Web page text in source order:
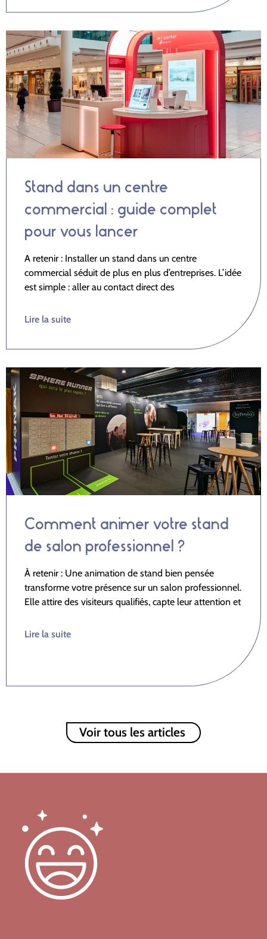
Stand dans un centre
commercial : guide complet
pour vous lancer
A retenir : Installer un stand dans un centre
commercial séduit de plus en plus d’entreprises. L’idée
est simple : aller au contact direct des
Lire la suite
Comment animer votre stand
de salon professionnel ?
À retenir : Une animation de stand bien pensée
transforme votre présence sur un salon professionnel.
Elle attire des visiteurs qualifiés, capte leur attention et
Lire la suite
Voir tous les articles